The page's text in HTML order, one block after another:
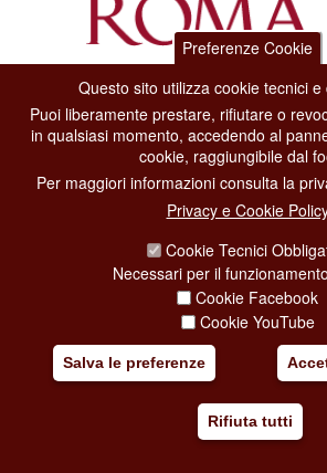
Dipartimento Grandi Eventi, Sport,
Via di San Basilio, 51
00187 Roma
CONTACT CENTER TEL. 06
CONTATTA LA REDAZIONE
SOCIAL MEDIA POLICY
COPYRIGHT
Preferenze Cookie
Questo sito utilizza cookie tecnici
Puoi liberamente prestare, rifiutare o
in qualsiasi momento, accedendo al
cookie, raggiungibile dal
Per maggiori informazioni consulta la
Privacy e Cookie
Cookie Tecnici
Necessari per il
Cookie Facebook
Cookie YouTube
Salva le preferenze
Rifiuta tutti